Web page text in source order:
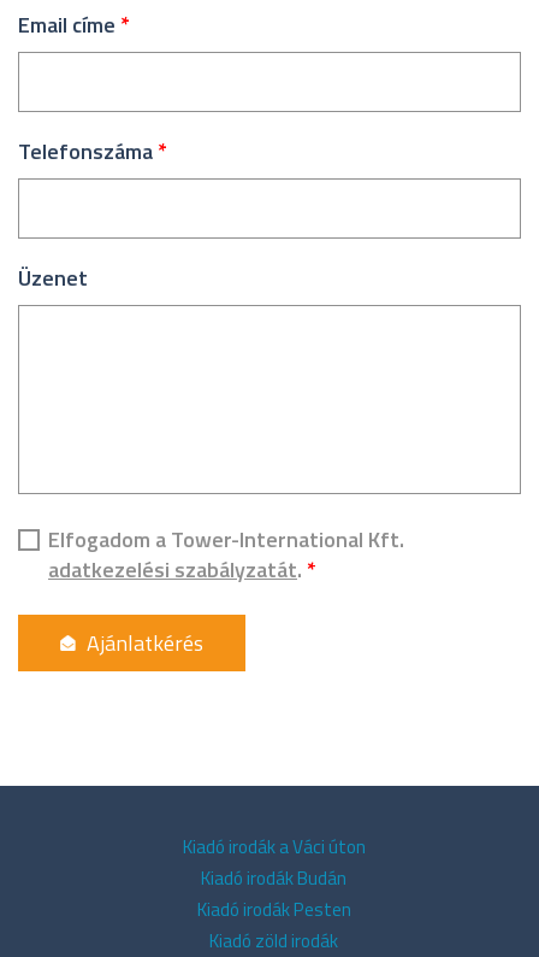
Email címe *
Telefonszáma*
Üzenet
Elfogadom a Tower-International Kft.
adatkezelési szabályzatát. *
Kiadó irodák a Váci úton
Kiadó irodák Budán
Kiadó irodák Pesten
Kiadó zöld irodák